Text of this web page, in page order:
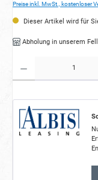
Preise inkl. MwSt., kostenloser
Dieser Artikel wird für
Abholung in unserem